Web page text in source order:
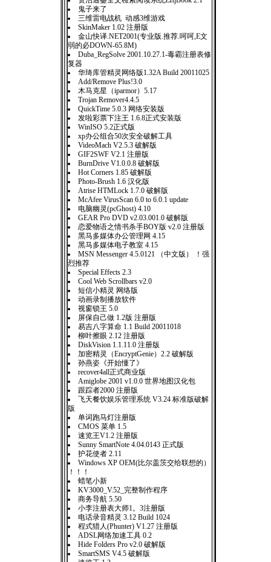
鬼子来了
三维雷电战机 动感3维游戏
SkinMaker 1.02 注册版
金山快译.NET2001(专业版.推荐.呵呵,E文
弱的必DOWN-65.8M)
Duba_RegSolve 2001.10.27.1-毒霸注册表修
复器
华琦库管精灵网络版1.32A Build 20011025
Add/Remove Plus!3.0
木马克星（iparmor）5.17
Trojan Remover4.4.5
QuickTime 5.0.3 网络安装版
发啦彩票下注王 1.6.8正式安装版
WinISO 5.2正式版
xp办公组合50次安全破解工具
VideoMach V2.5.3 破解版
GIF2SWF V2.1 注册版
BurnDrive V1.0.0.8 破解版
Hot Corners 1.85 破解版
Photo-Brush 1.6 汉化版
Atrise HTMLock 1.7.0 破解版
McAfee VirusScan 6.0 to 6.0.1 update
电脑幽灵(pcGhost) 4.10
GEAR Pro DVD v2.03.001.0 破解版
恋爱物语之情书杀手BOY版 v2.0 注册版
黑马多媒体办公管理网 4.15
黑马多媒体电子教室 4.15
MSN Messenger 4.5.0121 （中文版） ！强
烈推荐
Special Effects 2.3
Cool Web Scrollbars v2.0
短信小精灵 网络版
动画录制播放软件
视窗锁王 5.0
屏保自己做 1.2版 注册版
易吉八字算命 1.1 Build 20011018
柳叶擦眼 2.12 注册版
DiskVision 1.1.11.0 注册版
加密精灵（EncryptGenie）2.2 破解版
孙燕姿《开始懂了》
recover4all正式商业版
Amiglobe 2001 v1.0.0 世界地图汉化包
跟踪者2000 注册版
飞天餐饮娱乐管理系统 V3.24 标准版破解
版
单词跑马灯注册版
CMOS 菜单 1.5
速览王V1.2 注册版
Sunny SmartNote 4.04.0143 正式版
护花使者 2.11
Windows XP OEM(比尔盖茨交给联想的）
！！！
蜡笔小新
KV3000_V.52_完整制作程序
商务导航 5.50
小李注册表大师1。3注册版
电话录音精灵 3.12 Build 1024
程式猎人(Phunter) V1.27 注册版
ADSL网络加速工具 0.2
Hide Folders Pro v2.0 破解版
SmartSMS V4.5 破解版